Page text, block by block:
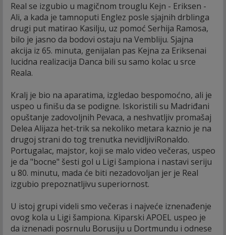
Real se izgubio u magičnom trouglu Kejn - Eriksen -
Ali, a kada je tamnoputi Englez posle sjajnih drblinga
drugi put matirao Kasilju, uz pomoć Serhija Ramosa,
bilo je jasno da bodovi ostaju na Vembliju. Sjajna
akcija iz 65. minuta, genijalan pas Kejna za Eriksenai
lucidna realizacija Danca bili su samo kolac u srce
Reala.
Kralj je bio na aparatima, izgledao bespomoćno, ali je
uspeo u finišu da se podigne. Iskoristili su Madriđani
opuštanje zadovoljnih Pevaca, a neshvatljiv promašaj
Delea Alijaza het-trik sa nekoliko metara kaznio je na
drugoj strani do tog trenutka nevidljiviRonaldo.
Portugalac, majstor, koji se malo video večeras, uspeo
je da "bocne" šesti gol u Ligi šampiona i nastavi seriju
u 80. minutu, mada će biti nezadovoljan jer je Real
izgubio prepoznatljivu superiornost.
U istoj grupi videli smo večeras i najveće iznenađenje
ovog kola u Ligi šampiona. Kiparski APOEL uspeo je
da iznenadi posrnulu Borusiju u Dortmundu i odnese